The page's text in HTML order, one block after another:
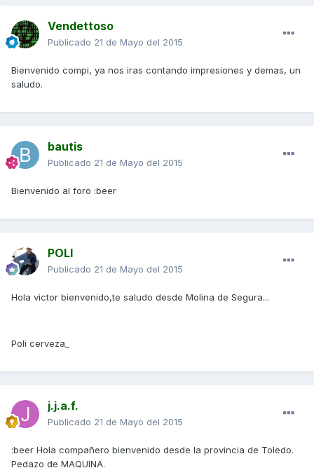
Vendettoso
Publicado 21 de Mayo del 2015
Bienvenido compi, ya nos iras contando impresiones y demas, un
saludo.
bautis
Publicado 21 de Mayo del 2015
Bienvenido al foro :beer
POLI
Publicado 21 de Mayo del 2015
Hola victor bienvenido,te saludo desde Molina de Segura...
Poli cerveza_
j.j.a.f.
Publicado 21 de Mayo del 2015
:beer Hola compañero bienvenido desde la provincia de Toledo.
Pedazo de MAQUINA.